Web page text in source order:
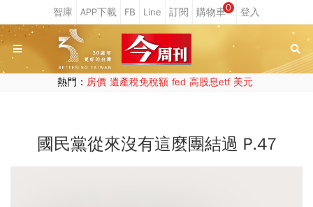
0
熱門： 房價 遺產稅免稅額 fed 高股息etf 美元
國民黨從來沒有這麼團結過 P.47